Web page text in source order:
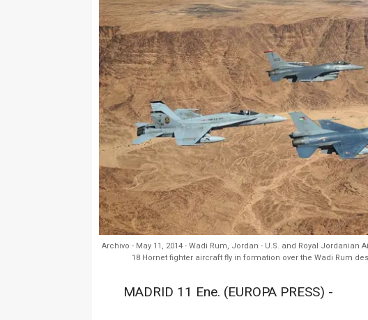
Archivo - May 11, 2014 - Wadi Rum, Jordan - U.S. and Royal Jordanian
18 Hornet fighter aircraft fly in formation over the Wadi Rum
MADRID 11 Ene. (EUROPA PRESS) -